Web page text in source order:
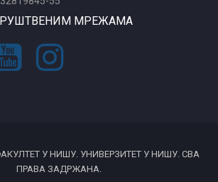
МРЕЖАМА
У НИШУ. УНИВЕРЗИТЕТ У НИШУ. СВА
ПРАВА ЗАДРЖАНА.